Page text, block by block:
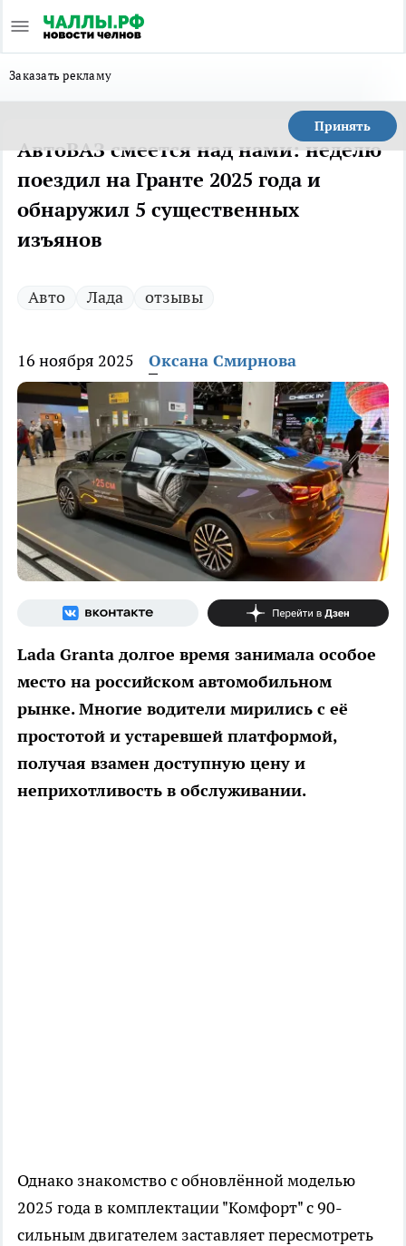
Заказать рекламу
Принять
АвтоВАЗ смеется над нами: неделю
поездил на Гранте 2025 года и
обнаружил 5 существенных
изъянов
Авто Лада отзывы
16 ноября 2025 Оксана Смирнова
Lada Granta долгое время занимала особое
место на российском автомобильном
рынке. Многие водители мирились с её
простотой и устаревшей платформой,
получая взамен доступную цену и
неприхотливость в обслуживании.
Однако знакомство с обновлённой моделью
2025 года в комплектации "Комфорт" с 90-
сильным двигателем заставляет пересмотреть